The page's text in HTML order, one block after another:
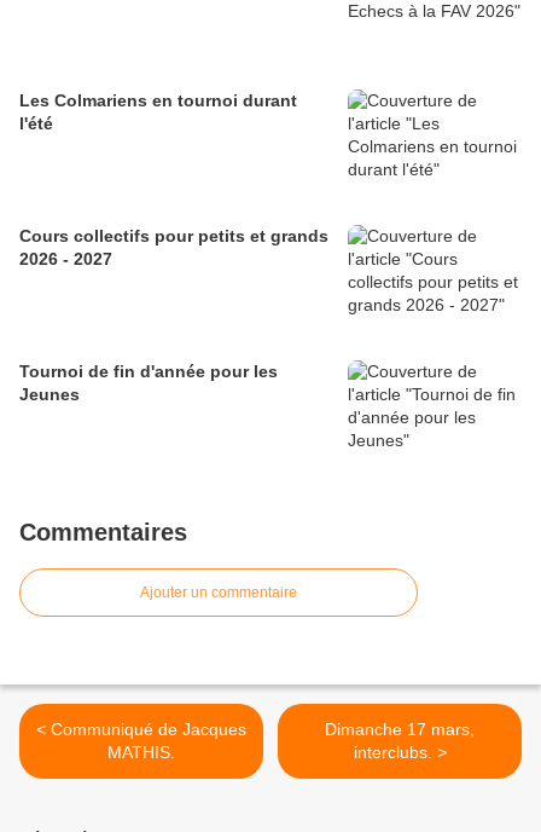
Les Colmariens en tournoi durant
l'été
Cours collectifs pour petits et grands
2026 - 2027
Tournoi de fin d'année pour les
Jeunes
Commentaires
Ajouter un commentaire
< Communiqué de Jacques
MATHIS.
Dimanche 17 mars,
interclubs. >